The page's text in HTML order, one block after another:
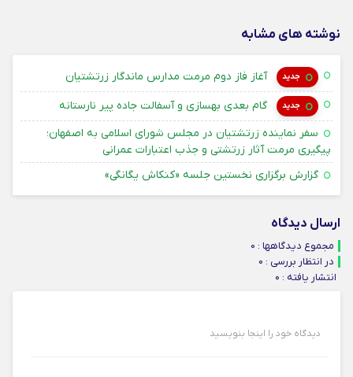
نوشته های مشابه
جدید آغاز فاز دوم مرمت مدارس ماندگار زرتشتیان
جدید گام بعدی بهسازی و آسفالت جاده پیر نارستانه
سفر نماینده زرتشتیان در مجلس شورای اسلامی به اصفهان؛
پیگیری مرمت آثار زرتشتی و جذب اعتبارات عمرانی
گزارش برگزاری نخستین جلسه «کنکاش یگانگی»
ارسال دیدگاه
مجموع دیدگاهها : 0
در انتظار بررسی : 0
انتشار یافته : ۰
دیدگاه خود را اینجا بنویسید